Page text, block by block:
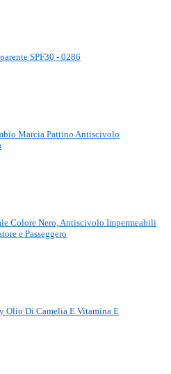
SPF30 - 0286
Marcia Pattino Antiscivolo
Colore Nero, Antiscivolo Impermeabili
e Passeggero
Olio Di Camelia E Vitamina E